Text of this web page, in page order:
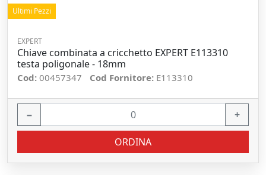
Ultimi Pezzi
EXPERT
Chiave combinata a cricchetto EXPERT E113310
testa poligonale - 18mm
Cod: 00457347 Cod Fornitore: E113310
− +
ORDINA